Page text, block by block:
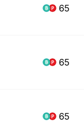
65
65
65